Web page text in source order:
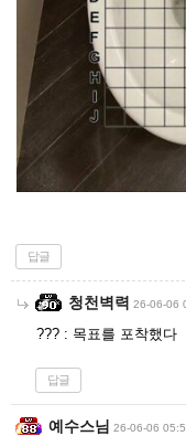
답글
청천벽력 26-06-06
??? : 목표를 포착했다
답글
예수스님 26-06-06